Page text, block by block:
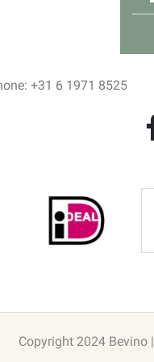
+31 6 1971 8525
Copyright 2024 Bevino |